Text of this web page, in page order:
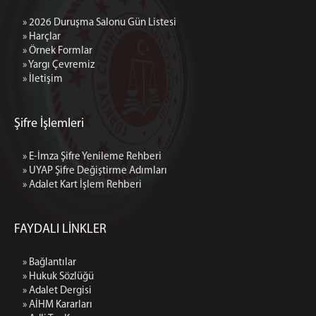
VERGİ MAHKEMESİ
KİLİS
GAZİANTEP İDARE MAHKEMESİ (BAĞLI)
GAZİANTEP VERGİ MAHKEMESİ (BAĞLI)
1 İDARE MAHKEMESİ
3 İDARE MAHKEMESİ
VERGİ MAHKEMESİ
3 İDARE MAHKEMESİ
VERGİ MAHKEMESİ
MEDYA İLETİŞİM BÜROSU
» 2026 Duruşma Salonu Gün Listesi
» Harçlar
» Örnek Formlar
» Yargı Çevremiz
» İletişim
Şifre İşlemleri
» E-İmza Şifre Yenileme Rehberi
» UYAP Şifre Değiştirme Adımları
» Adalet Kart İşlem Rehberi
FAYDALI LİNKLER
» Bağlantılar
» Hukuk Sözlüğü
» Adalet Dergisi
» AİHM Kararları